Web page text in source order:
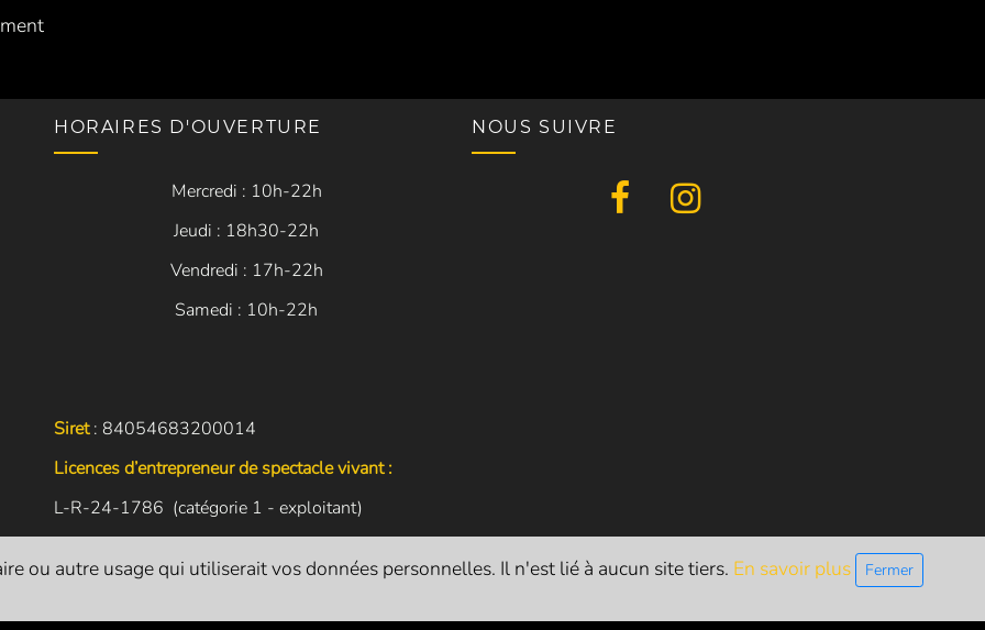
HORAIRES D'OUVERTURE
Mercredi : 10h-22h
Jeudi : 18h30-22h
Vendredi : 17h-22h
Samedi : 10h-22h
Siret: 84054683200014
Licences d’entrepreneur de spectacle vivant :
L-R-24-1786 (catégorie 1 - exploitant)
L-R-24-1821 (catégorie 3 - diffuseur)
NOUS SUIVRE
ou autre usage qui utiliserait vos données personnelles. Il n'est lié à aucun site tiers. En savoir plus Fermer